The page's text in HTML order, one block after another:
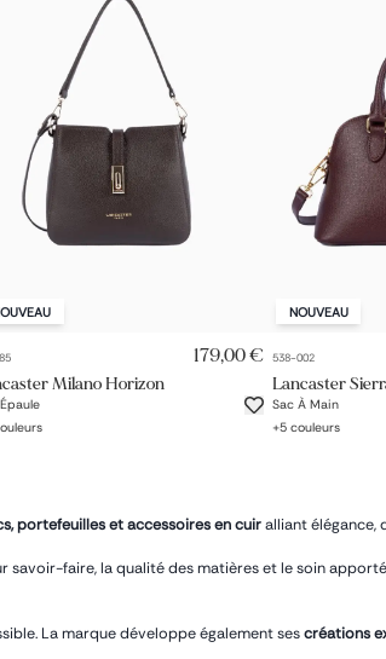
179,00 €
Milano Horizon
NOUVEAU
538-002
Lancaster
Sac À Main
+5 couleurs
portefeuilles et accessoires en cuiralliant élégance,
savoir-faire, la qualité des matières et le soin
La marque développe également sescréations